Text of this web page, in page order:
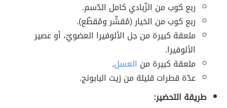
ربع كوب من الزّبادي كامل الدّسم.
ربع كوب من الخيار (مُقشّر ومُقطّع).
ملعقة كبيرة من جل الألوفيرا العضويّ، أو عصير
الألوفيرا.
ملعقة كبيرة من العسل.
عدّة قطرات قليلة من زيت البابونج.
طريقة التحضير: